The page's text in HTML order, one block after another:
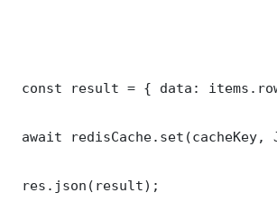
const result = { data:
await
res.json(result);